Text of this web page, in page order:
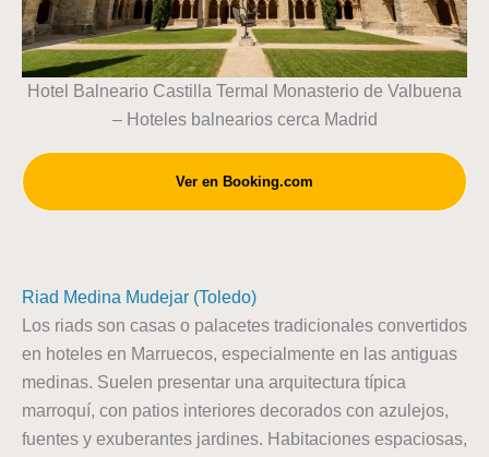
Hotel Balneario Castilla Termal Monasterio de Valbuena
– Hoteles balnearios cerca Madrid
Ver en Booking.com
Riad Medina Mudejar (Toledo)
Los riads son casas o palacetes tradicionales convertidos
en hoteles en Marruecos, especialmente en las antiguas
medinas. Suelen presentar una arquitectura típica
marroquí, con patios interiores decorados con azulejos,
fuentes y exuberantes jardines. Habitaciones espaciosas,